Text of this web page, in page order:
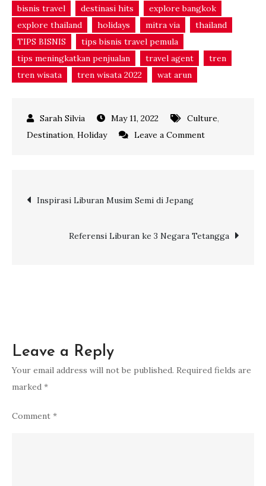
bisnis travel
destinasi hits
explore bangkok
explore thailand
holidays mitra via
thailand
TIPS BISNIS
tips bisnis travel pemula
tips meningkatkan penjualan
travel agent
tren
tren wisata
tren wisata 2022 wat arun
May 11, 2022 Culture,
Destination, Holiday Leave a Commenton
Wisatawan
Post
navigation
Inspirasi Liburan Musim Semi di Jepang
Referensi Liburan ke 3 Negara Tetangga
Leave a Reply
Your email address will not be published. Required fields are
marked *
Comment *